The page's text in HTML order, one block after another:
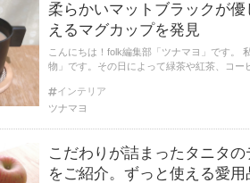
柔らかいマットブラックが
えるマグカップを発見
こんにちは！folk編集部「ツナマヨ」です。 私にとって仕事中に欠かせないものは「飲み
物」です。その日によって緑茶や紅茶、コー
のでご紹介しますね。
インテリア
ツナマヨ
こだわりが詰まったタニタ
をご紹介。ずっと使える愛用